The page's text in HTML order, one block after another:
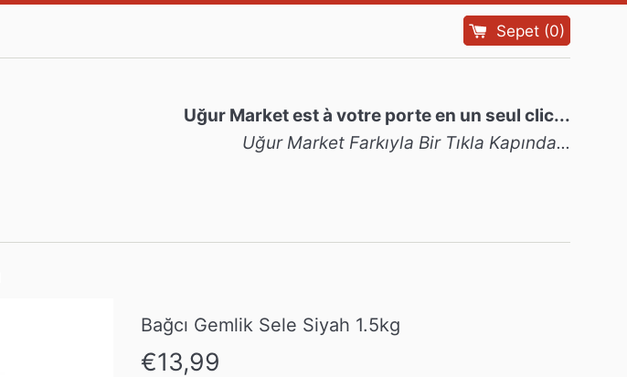
Sepet (0)
Uğur Market est à votre porte en un seul clic...
Uğur Market Farkıyla Bir Tıkla Kapında...
Bağcı Gemlik Sele Siyah 1.5kg
Normal
€13,99